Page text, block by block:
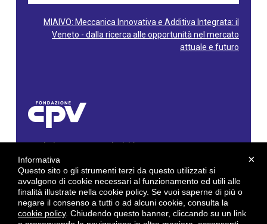
MIAIVO: Meccanica Innovativa e Additiva Integrata: il
Veneto - dalla ricerca alle opportunità nel mercato
attuale e futuro
Via Gioacchino Rossini, 60 - 36100 Vicenza - Italy
Tel. 0444/960500 - Fax 0444/1932220
C.F. e P. IVA: 02429800242
E-mail:info@cpv.org
E-mail certificata PEC:pec.cpv@legalmail.it
×
Informativa
Questo sito o gli strumenti terzi da questo utilizzati si
avvalgono di cookie necessari al funzionamento ed utili alle
finalità illustrate nella cookie policy. Se vuoi saperne di più o
negare il consenso a tutti o ad alcuni cookie, consulta la
cookie policy. Chiudendo questo banner, cliccando su un link